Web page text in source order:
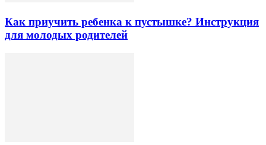
Как приучить ребенка к пустышке? Инструкция
для молодых родителей